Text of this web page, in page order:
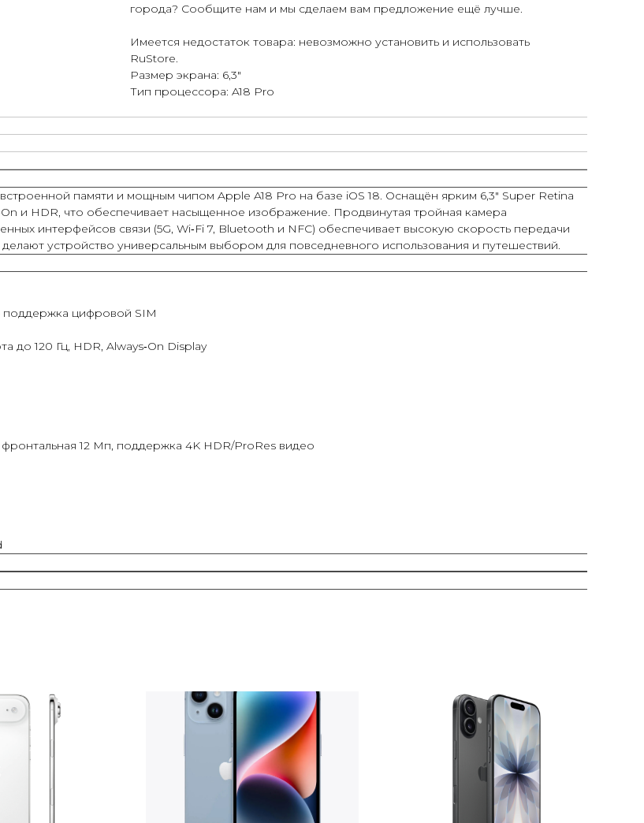
города? Сообщите нам и мы сделаем вам предложение ещё лучше.
Имеется недостаток товара: невозможно установить и использовать
RuStore.
Размер экрана: 6,3"
Тип процессора: A18 Pro
памяти и мощным чипом Apple A18 Pro на базе iOS 18. Оснащён ярким 6,3″ Super Retina
и HDR, что обеспечивает насыщенное изображение. Продвинутая тройная камера
интерфейсов связи (5G, Wi‑Fi 7, Bluetooth и NFC) обеспечивает высокую скорость передачи
устройство универсальным выбором для повседневного использования и путешествий.
поддержка цифровой SIM
до 120 Гц, HDR, Always‑On Display
12 Мп, поддержка 4K HDR/ProRes видео